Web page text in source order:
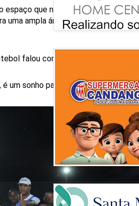
que não era iluminado possuía
uma ampla área de lazer para os
falou com emoção do novo
um sonho para gente”, disse.